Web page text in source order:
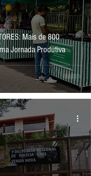
Mais de 800
Jornada Produtiva